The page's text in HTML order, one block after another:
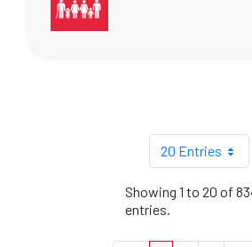
20 Entries
Showing 1 to 20 of
entries.